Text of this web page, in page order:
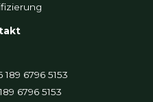
6796 5153
6796 5153